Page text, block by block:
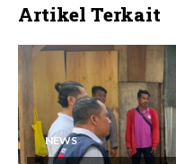
Artikel Terkait
NEWS